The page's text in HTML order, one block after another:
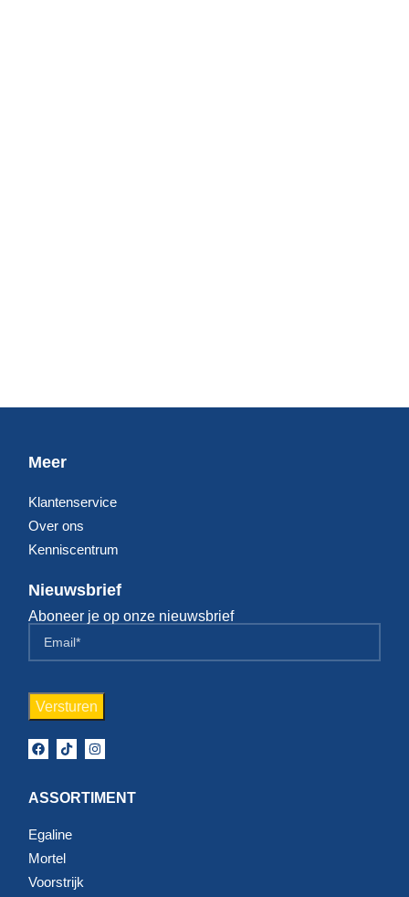
Meer
Klantenservice
Over ons
Kenniscentrum
Nieuwsbrief
Aboneer je op onze nieuwsbrief
ASSORTIMENT
Egaline
Mortel
Voorstrijk